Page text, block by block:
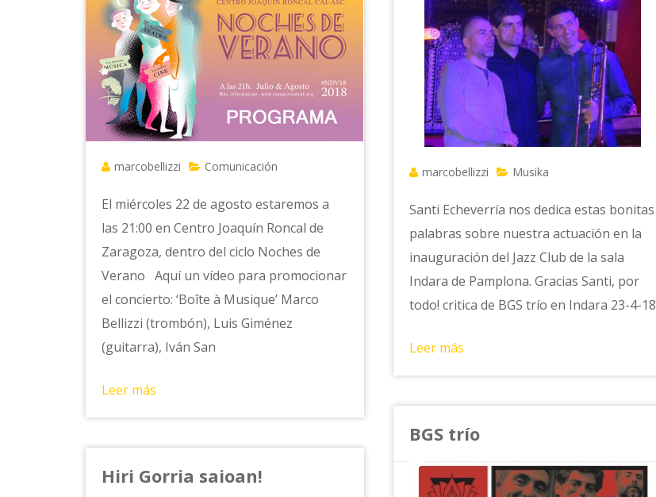
marcobellizzi Comunicación
El miércoles 22 de agosto estaremos a
las 21:00 en Centro Joaquín Roncal de
Zaragoza, dentro del ciclo Noches de
Verano Aquí un vídeo para promocionar
el concierto: ‘Boîte à Musique’ Marco
Bellizzi (trombón), Luis Giménez
(guitarra), Iván San
Leer más
marcobellizzi Musika
Santi Echeverría nos dedica estas bonitas
palabras sobre nuestra actuación en la
inauguración del Jazz Club de la sala
Indara de Pamplona. Gracias Santi, por
todo! critica de BGS trío en Indara 23-4-18
Leer más
BGS trío
Hiri Gorria saioan!